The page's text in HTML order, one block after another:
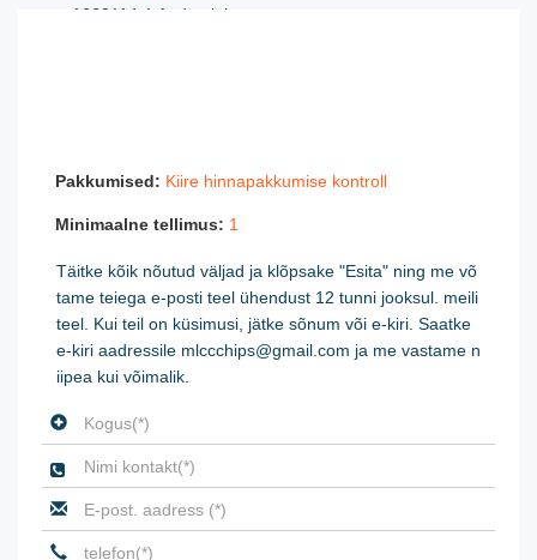
1663114-1 Andmeleht
Pakkumised: Kiire hinnapakkumise kontroll
Minimaalne tellimus: 1
Täitke kõik nõutud väljad ja klõpsake "Esita" ning me võ
tame teiega e-posti teel ühendust 12 tunni jooksul. meili
teel. Kui teil on küsimusi, jätke sõnum või e-kiri. Saatke
e-kiri aadressile mlccchips@gmail.com ja me vastame n
iipea kui võimalik.
